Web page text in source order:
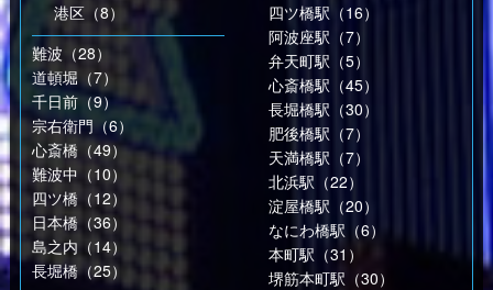
港区（8）
難波（28）
道頓堀（7）
千日前（9）
宗右衛門（6）
心斎橋（49）
難波中（10）
四ツ橋（12）
日本橋（36）
島之内（14）
長堀橋（25）
四ツ橋駅（16）
阿波座駅（7）
弁天町駅（5）
心斎橋駅（45）
長堀橋駅（30）
肥後橋駅（7）
天満橋駅（7）
北浜駅（22）
淀屋橋駅（20）
なにわ橋駅（6）
本町駅（31）
堺筋本町駅（30）